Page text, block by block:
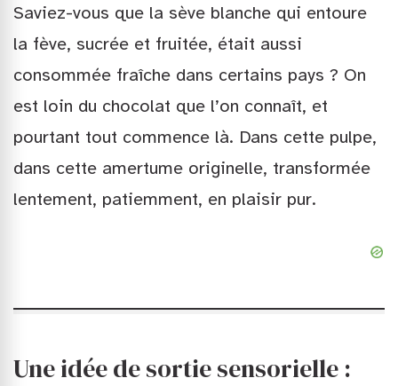
Saviez-vous que la sève blanche qui entoure
la fève, sucrée et fruitée, était aussi
consommée fraîche dans certains pays ? On
est loin du chocolat que l’on connaît, et
pourtant tout commence là. Dans cette pulpe,
dans cette amertume originelle, transformée
lentement, patiemment, en plaisir pur.
Une idée de sortie sensorielle :